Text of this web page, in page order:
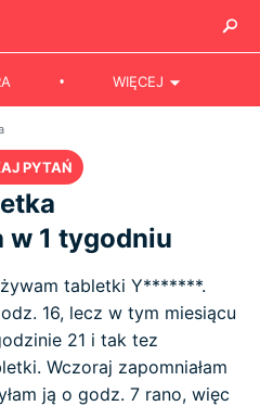
WIĘCEJ
PYTAŃ
1 tygodniu
tabletki Y*******.
16, lecz w tym miesiącu
21 i tak tez
Wczoraj zapomniałam
ją o godz. 7 rano, więc